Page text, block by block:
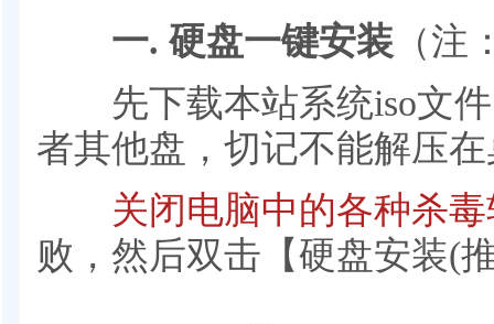
一. 硬盘一键安装 （注
先下载本站系统iso文件
者其他盘，切记不能解压
关闭电脑中的各种杀
败，然后双击【硬盘安装(